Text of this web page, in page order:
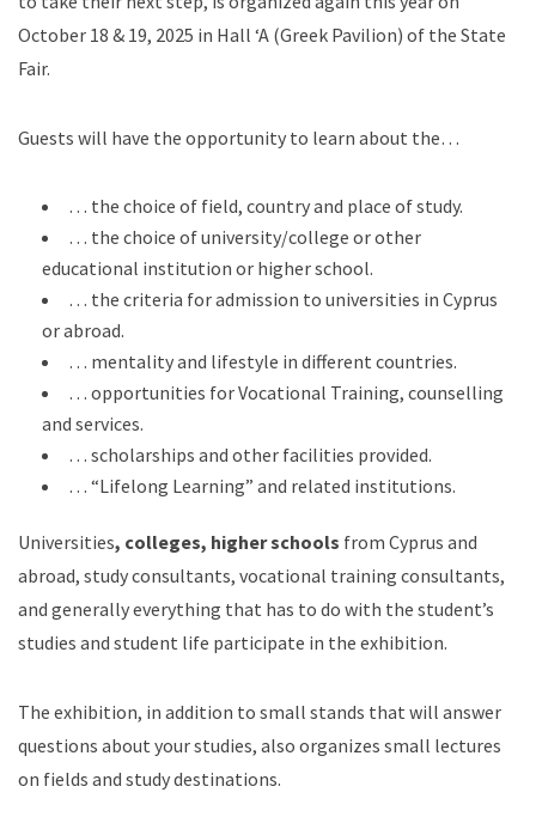
October 18 & 19, 2025 in Hall ‘A (Greek Pavilion) of the State
Fair.
Guests will have the opportunity to learn about the…
… the choice of field, country and place of study.
… the choice of university/college or other
educational institution or higher school.
… the criteria for admission to universities in Cyprus
or abroad.
… mentality and lifestyle in different countries.
… opportunities for Vocational Training, counselling
and services.
… scholarships and other facilities provided.
… “Lifelong Learning” and related institutions.
Universities, colleges, higher schools from Cyprus and
abroad, study consultants, vocational training consultants,
and generally everything that has to do with the student’s
studies and student life participate in the exhibition.
The exhibition, in addition to small stands that will answer
questions about your studies, also organizes small lectures
on fields and study destinations.